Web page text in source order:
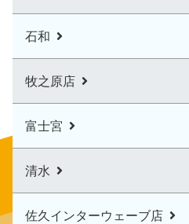
石和
牧之原店
富士宮
清水
佐久インターウェーブ店